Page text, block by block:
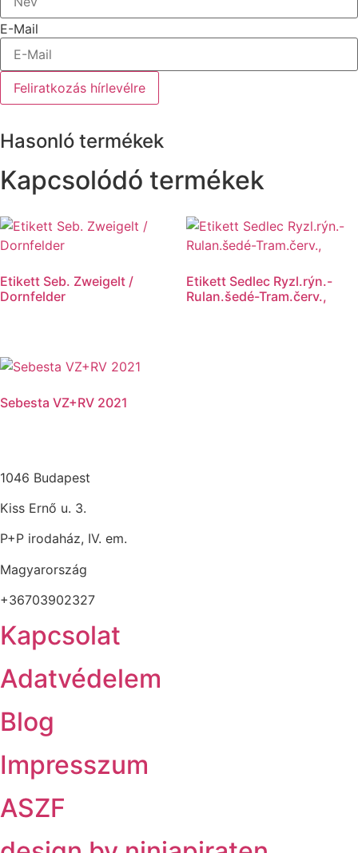
E-Mail
Feliratkozás hírlevélre
Hasonló termékek
Kapcsolódó termékek
Etikett Seb. Zweigelt /
Dornfelder
Etikett Sedlec Ryzl.rýn.-
Rulan.šedé-Tram.červ.,
Sebesta VZ+RV 2021
1046 Budapest
Kiss Ernő u. 3.
P+P irodaház, IV. em.
Magyarország
+36703902327
Kapcsolat
Adatvédelem
Blog
Impresszum
ASZF